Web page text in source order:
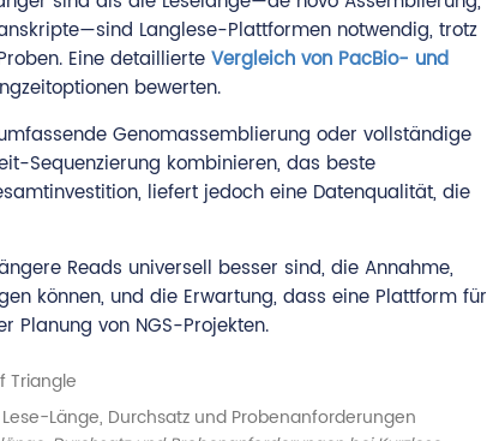
Langlese-Plattformen notwendig, trotz
Eine detaillierte Vergleich von PacBio- und
bewerten.
Genomassemblierung oder vollständige
Sequenzierung kombinieren, das beste
liefert jedoch eine Datenqualität, die
Reads universell besser sind, die Annahme,
können, und die Erwartung, dass eine Plattform für
Planung von NGS-Projekten.
Länge, Durchsatz und Probenanforderungen